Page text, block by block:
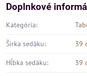
Doplnkové
Kategória:
Šírka sedáku: 39
Hĺbka sedáku: 39